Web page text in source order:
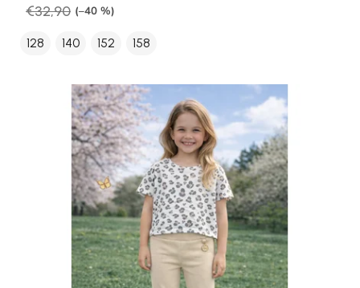
€32,90 (–40 %)
128 140 152 158